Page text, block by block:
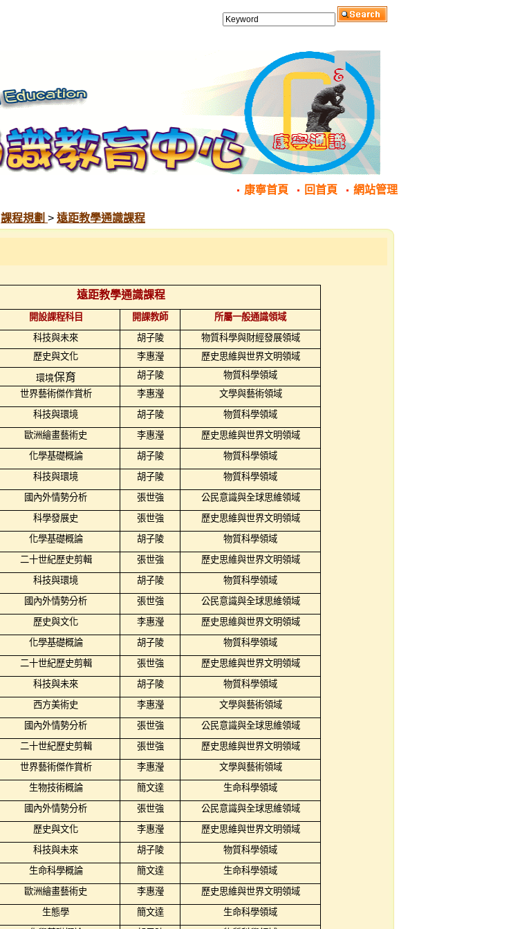
康寧首頁 回首頁 網站管理
課程規劃 > 遠距教學通識課程
遠距教學通識課程
開設課程科目 開課教師
所屬一般通識領域
科技與未來 胡子陵
物質科學與財經發展領域
歷史與文化 李惠瀅
歷史思維與世界文明領域
環境保育 胡子陵
物質科學領域
世界藝術傑作賞析 李惠瀅
文學與藝術領域
科技與環境 胡子陵
物質科學領域
歐洲繪畫藝術史 李惠瀅
歷史思維與世界文明領域
化學基礎概論 胡子陵
物質科學領域
科技與環境 胡子陵
物質科學領域
國內外情勢分析 張世強
公民意識與全球思維領域
科學發展史 張世強
歷史思維與世界文明領域
化學基礎概論 胡子陵
物質科學領域
二十世紀歷史剪輯 張世強
歷史思維與世界文明領域
科技與環境 胡子陵
物質科學領域
國內外情勢分析 張世強
公民意識與全球思維領域
歷史與文化 李惠瀅
歷史思維與世界文明領域
化學基礎概論 胡子陵
物質科學領域
二十世紀歷史剪輯 張世強
歷史思維與世界文明領域
科技與未來 胡子陵
物質科學領域
西方美術史 李惠瀅
文學與藝術領域
國內外情勢分析 張世強
公民意識與全球思維領域
二十世紀歷史剪輯 張世強
歷史思維與世界文明領域
世界藝術傑作賞析 李惠瀅
文學與藝術領域
生物技術概論 簡文達
生命科學領域
國內外情勢分析 張世強
公民意識與全球思維領域
歷史與文化 李惠瀅
歷史思維與世界文明領域
科技與未來 胡子陵
物質科學領域
生命科學概論 簡文達
生命科學領域
歐洲繪畫藝術史 李惠瀅
歷史思維與世界文明領域
生態學 簡文達
生命科學領域